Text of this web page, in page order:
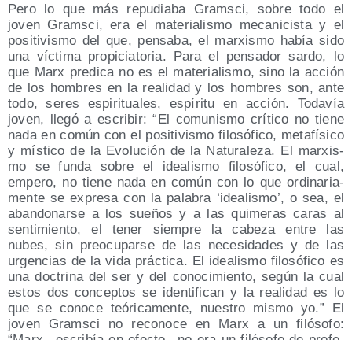
Pero lo que más repu­dia­ba Grams­ci, sobre todo el
joven Grams­ci, era el mate­ria­lis­mo meca­ni­cis­ta y el
posi­ti­vis­mo del que, pen­sa­ba, el mar­xis­mo había sido
una víc­ti­ma pro­pi­cia­to­ria. Para el pen­sa­dor sar­do, lo
que Marx pre­di­ca no es el mate­ria­lis­mo, sino la acción
de los hom­bres en la reali­dad y los hom­bres son, ante
todo, seres espi­ri­tua­les, espí­ri­tu en acción. Toda­vía
joven, lle­gó a escri­bir: “El comu­nis­mo crí­ti­co no tie­ne
nada en común con el posi­ti­vis­mo filo­só­fi­co, meta­fí­si­co
y mís­ti­co de la Evo­lu­ción de la Natu­ra­le­za. El mar­xis­
mo se fun­da sobre el idea­lis­mo filo­só­fi­co, el cual,
empe­ro, no tie­ne nada en común con lo que ordi­na­ria­
men­te se expre­sa con la pala­bra ‘idea­lis­mo’, o sea, el
aban­do­nar­se a los sue­ños y a las qui­me­ras caras al
sen­ti­mien­to, el tener siem­pre la cabe­za entre las
nubes, sin preo­cu­par­se de las nece­si­da­des y de las
urgen­cias de la vida prác­ti­ca. El idea­lis­mo filo­só­fi­co es
una doc­tri­na del ser y del cono­ci­mien­to, según la cual
estos dos con­cep­tos se iden­ti­fi­can y la reali­dad es lo
que se cono­ce teó­ri­ca­men­te, nues­tro mis­mo yo.” El
joven Grams­ci no reco­no­ce en Marx a un filó­so­fo: